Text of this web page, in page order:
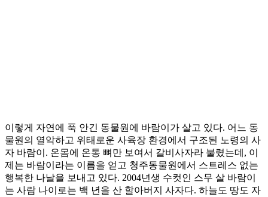
이렇게 자연에 푹 안긴 동물원에 바람이가 살고 있다. 어느 동
물원의 열악하고 위태로운 사육장 환경에서 구조된 노령의 사
자 바람이. 온몸에 온통 뼈만 보여서 갈비사자라 불렸는데, 이
제는 바람이라는 이름을 얻고 청주동물원에서 스트레스 없는
행복한 나날을 보내고 있다. 2004년생 수컷인 스무 살 바람이
는 사람 나이로는 백 년을 산 할아버지 사자다. 하늘도 땅도 자